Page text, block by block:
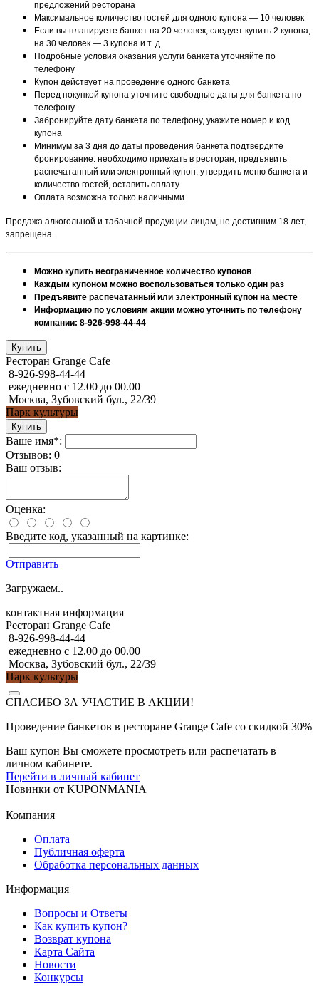
предложений ресторана
Максимальное количество гостей для одного купона — 10 человек
Если вы планируете банкет на 20 человек, следует купить 2 купона,
на 30 человек — 3 купона и т. д.
Подробные условия оказания услуги банкета уточняйте по
телефону
Купон действует на проведение одного банкета
Перед покупкой купона уточните свободные даты для банкета по
телефону
Забронируйте дату банкета по телефону, укажите номер и код
купона
Минимум за 3 дня до даты проведения банкета подтвердите
бронирование: необходимо приехать в ресторан, предъявить
распечатанный или электронный купон, утвердить меню банкета и
количество гостей, оставить оплату
Оплата возможна только наличными
Продажа алкогольной и табачной продукции лицам, не достигшим 18 лет,
запрещена
Можно купить неограниченное количество купонов
Каждым купоном можно воспользоваться только один раз
Предъявите распечатанный или электронный купон на месте
Информацию по условиям акции можно уточнить по телефону
компании: 8-926-998-44-44
Ресторан Grange Cafe
8-926-998-44-44
ежедневно с 12.00 до 00.00
Москва, Зубовский бул., 22/39
Парк культуры
Ваше имя*:
Отзывов: 0
Ваш отзыв:
Оценка:
Введите код, указанный на картинке:
Отправить
Загружаем..
контактная информация
Ресторан Grange Cafe
8-926-998-44-44
ежедневно с 12.00 до 00.00
Москва, Зубовский бул., 22/39
Парк культуры
СПАСИБО ЗА УЧАСТИЕ В АКЦИИ!
Проведение банкетов в ресторане Grange Cafe со скидкой 30%
Ваш купон Вы сможете просмотреть или распечатать в
личном кабинете.
Перейти в личный кабинет
Новинки от KUPONMANIA
Компания
Оплата
Публичная оферта
Обработка персональных данных
Информация
Вопросы и Ответы
Как купить купон?
Возврат купона
Карта Сайта
Новости
Конкурсы